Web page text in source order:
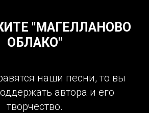
"МАГЕЛЛАНОВО
ОБЛАКО"
наши песни, то вы
автора и его
творчество.